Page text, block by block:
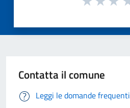
Contatta il comune
Leggi le domande frequenti